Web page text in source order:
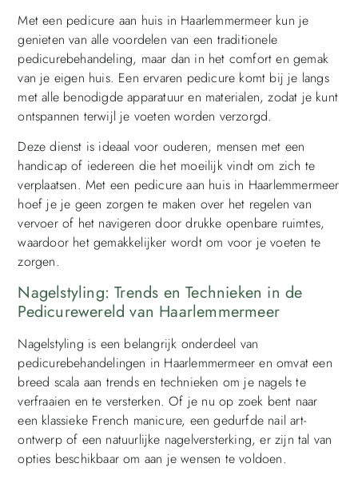
Met een pedicure aan huis in Haarlemmermeer kun je
genieten van alle voordelen van een traditionele
pedicurebehandeling, maar dan in het comfort en gemak
van je eigen huis. Een ervaren pedicure komt bij je langs
met alle benodigde apparatuur en materialen, zodat je kunt
ontspannen terwijl je voeten worden verzorgd.
Deze dienst is ideaal voor ouderen, mensen met een
handicap of iedereen die het moeilijk vindt om zich te
verplaatsen. Met een pedicure aan huis in Haarlemmermeer
hoef je je geen zorgen te maken over het regelen van
vervoer of het navigeren door drukke openbare ruimtes,
waardoor het gemakkelijker wordt om voor je voeten te
zorgen.
Nagelstyling: Trends en Technieken in de
Pedicurewereld van Haarlemmermeer
Nagelstyling is een belangrijk onderdeel van
pedicurebehandelingen in Haarlemmermeer en omvat een
breed scala aan trends en technieken om je nagels te
verfraaien en te versterken. Of je nu op zoek bent naar
een klassieke French manicure, een gedurfde nail art-
ontwerp of een natuurlijke nagelversterking, er zijn tal van
opties beschikbaar om aan je wensen te voldoen.